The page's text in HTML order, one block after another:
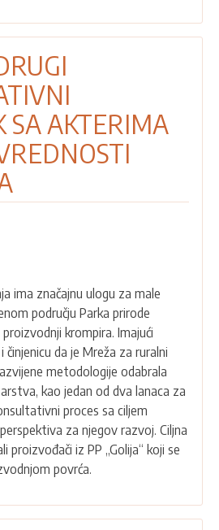
SA AKTERIMA
ima značajnu ulogu za male
području Parka prirode
proizvodnji krompira. Imajući
činjenicu da je Mreža za ruralni
metodologije odabrala
kao jedan od dva lanaca za
proces sa ciljem
za njegov razvoj. Ciljna
proizvođači iz PP „Golija“ koji se
povrća.